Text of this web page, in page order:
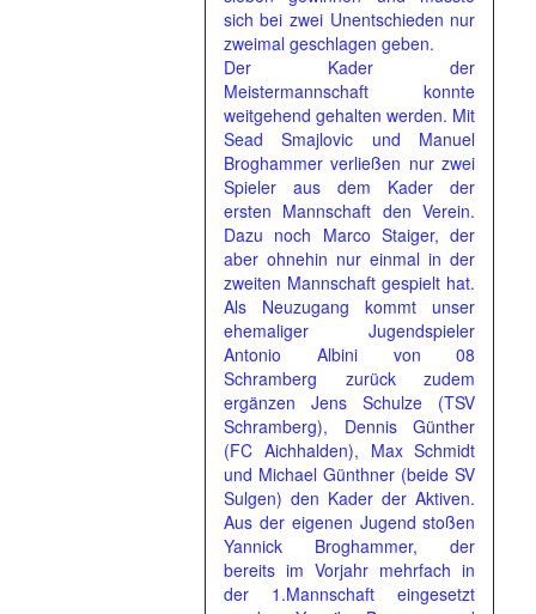
sich bei zwei Unentschieden nur
zweimal geschlagen geben.
Der Kader der
Meistermannschaft konnte
weitgehend gehalten werden. Mit
Sead Smajlovic und Manuel
Broghammer verließen nur zwei
Spieler aus dem Kader der
ersten Mannschaft den Verein.
Dazu noch Marco Staiger, der
aber ohnehin nur einmal in der
zweiten Mannschaft gespielt hat.
Als Neuzugang kommt unser
ehemaliger Jugendspieler
Antonio Albini von 08
Schramberg zurück zudem
ergänzen Jens Schulze (TSV
Schramberg), Dennis Günther
(FC Aichhalden), Max Schmidt
und Michael Günthner (beide SV
Sulgen) den Kader der Aktiven.
Aus der eigenen Jugend stoßen
Yannick Broghammer, der
bereits im Vorjahr mehrfach in
der 1.Mannschaft eingesetzt